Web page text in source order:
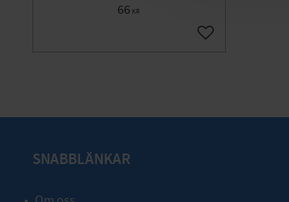
66 KR
Lägg till i
SNABBLÄNKAR